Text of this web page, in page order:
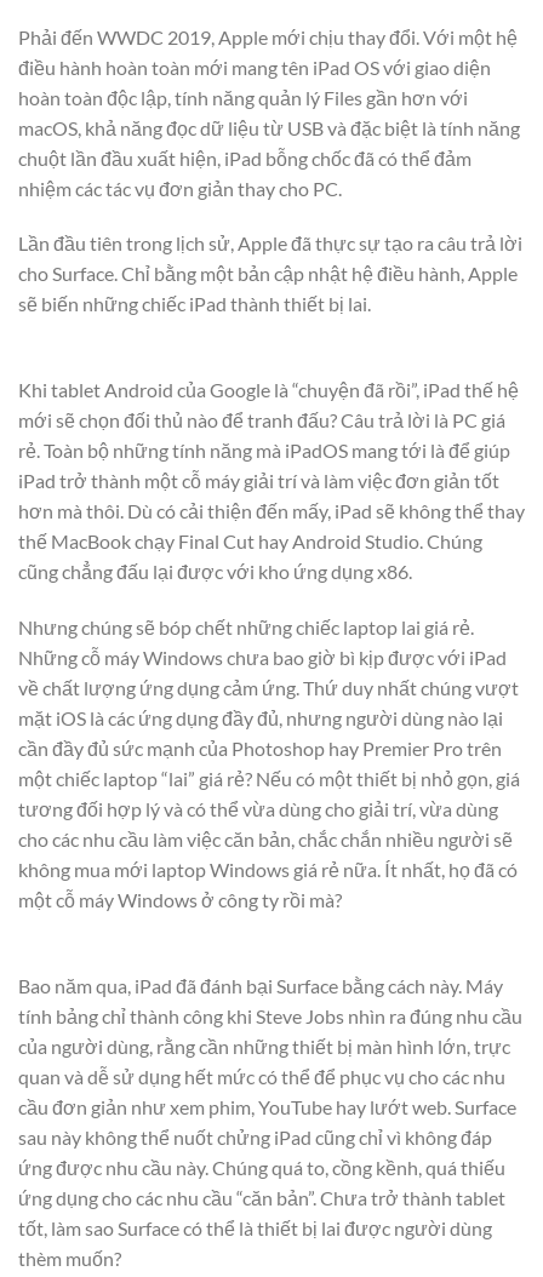
Phải đến WWDC 2019, Apple mới chịu thay đổi. Với một hệ
điều hành hoàn toàn mới mang tên iPad OS với giao diện
hoàn toàn độc lập, tính năng quản lý Files gần hơn với
macOS, khả năng đọc dữ liệu từ USB và đặc biệt là tính năng
chuột lần đầu xuất hiện, iPad bỗng chốc đã có thể đảm
nhiệm các tác vụ đơn giản thay cho PC.
Lần đầu tiên trong lịch sử, Apple đã thực sự tạo ra câu trả lời
cho Surface. Chỉ bằng một bản cập nhật hệ điều hành, Apple
sẽ biến những chiếc iPad thành thiết bị lai.
Khi tablet Android của Google là “chuyện đã rồi”, iPad thế hệ
mới sẽ chọn đối thủ nào để tranh đấu? Câu trả lời là PC giá
rẻ. Toàn bộ những tính năng mà iPadOS mang tới là để giúp
iPad trở thành một cỗ máy giải trí và làm việc đơn giản tốt
hơn mà thôi. Dù có cải thiện đến mấy, iPad sẽ không thể thay
thế MacBook chạy Final Cut hay Android Studio. Chúng
cũng chẳng đấu lại được với kho ứng dụng x86.
Nhưng chúng sẽ bóp chết những chiếc laptop lai giá rẻ.
Những cỗ máy Windows chưa bao giờ bì kịp được với iPad
về chất lượng ứng dụng cảm ứng. Thứ duy nhất chúng vượt
mặt iOS là các ứng dụng đầy đủ, nhưng người dùng nào lại
cần đầy đủ sức mạnh của Photoshop hay Premier Pro trên
một chiếc laptop “lai” giá rẻ? Nếu có một thiết bị nhỏ gọn, giá
tương đối hợp lý và có thể vừa dùng cho giải trí, vừa dùng
cho các nhu cầu làm việc căn bản, chắc chắn nhiều người sẽ
không mua mới laptop Windows giá rẻ nữa. Ít nhất, họ đã có
một cỗ máy Windows ở công ty rồi mà?
Bao năm qua, iPad đã đánh bại Surface bằng cách này. Máy
tính bảng chỉ thành công khi Steve Jobs nhìn ra đúng nhu cầu
của người dùng, rằng cần những thiết bị màn hình lớn, trực
quan và dễ sử dụng hết mức có thể để phục vụ cho các nhu
cầu đơn giản như xem phim, YouTube hay lướt web. Surface
sau này không thể nuốt chửng iPad cũng chỉ vì không đáp
ứng được nhu cầu này. Chúng quá to, cồng kềnh, quá thiếu
ứng dụng cho các nhu cầu “căn bản”. Chưa trở thành tablet
tốt, làm sao Surface có thể là thiết bị lai được người dùng
thèm muốn?